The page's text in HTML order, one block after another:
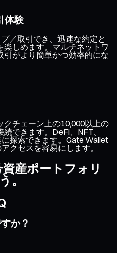
体験
／取引でき、迅速な約定と
しめます。マルチネットワ
がより簡単かつ効率的にな
クチェーン上の10,000以上の
できます。DeFi、NFT、
探索できます。Gate Wallet
クセスを容易にします。
産ポートフォリ
。
か？